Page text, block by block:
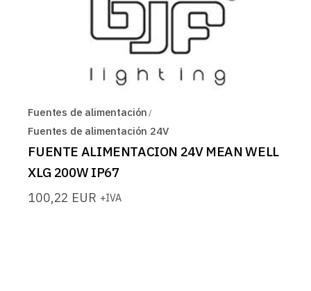
Fuentes de alimentación
Fuentes de alimentación 24V
FUENTE ALIMENTACION 24V MEAN WELL
XLG 200W IP67
100,22 EUR +IVA